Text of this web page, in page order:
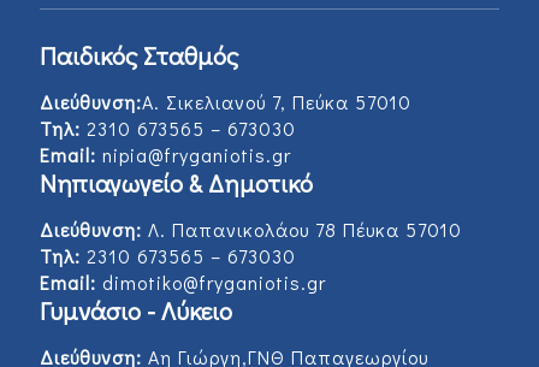
Παιδικός Σταθμός
Διεύθυνση:Α. Σικελιανού 7, Πεύκα 57010
Τηλ: 2310 673565 – 673030
Email: nipia@fryganiotis.gr
Νηπιαγωγείο & Δημοτικό
Διεύθυνση: Λ. Παπανικολάου 78 Πέυκα 57010
Τηλ: 2310 673565 – 673030
Email: dimotiko@fryganiotis.gr
Γυμνάσιο - Λύκειο
Διεύθυνση: Αη Γιώργη,ΓΝΘ Παπαγεωργίου